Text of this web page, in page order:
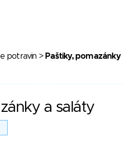
potravin > Paštiky, pomazánky
a saláty